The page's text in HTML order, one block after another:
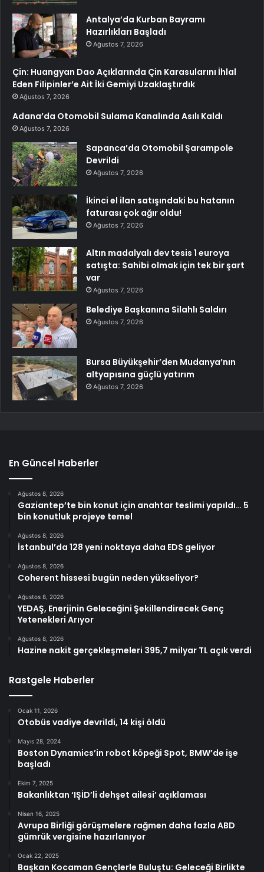
Antalya’da Kurban Bayramı
Hazırlıkları Başladı
Ağustos 7, 2026
Çin: Huangyan Dao Açıklarında Çin Karasularını İhlal
Eden Filipinler’e Ait İki Gemiyi Uzaklaştırdık
Ağustos 7, 2026
Adana’da Otomobil Sulama Kanalında Asılı Kaldı
Ağustos 7, 2026
Sapanca’da Otomobil Şarampole
Devrildi
Ağustos 7, 2026
İkinci el ilan satışındaki bu hatanın
faturası çok ağır oldu!
Ağustos 7, 2026
Altın madalyalı dev tesis 1 euroya
satışta: Sahibi olmak için tek bir şart
var
Ağustos 7, 2026
Belediye Başkanına Silahlı Saldırı
Ağustos 7, 2026
Bursa Büyükşehir’den Mudanya’nın
altyapısına güçlü yatırım
Ağustos 7, 2026
En Güncel Haberler
Ağustos 8, 2026
Gaziantep’te bin konut için anahtar teslimi yapıldı… 5
bin konutluk projeye temel
Ağustos 8, 2026
İstanbul’da 128 yeni noktaya daha EDS geliyor
Ağustos 8, 2026
Coherent hissesi bugün neden yükseliyor?
Ağustos 8, 2026
YEDAŞ, Enerjinin Geleceğini Şekillendirecek Genç
Yetenekleri Arıyor
Ağustos 8, 2026
Hazine nakit gerçekleşmeleri 395,7 milyar TL açık verdi
Rastgele Haberler
Ocak 11, 2026
Otobüs vadiye devrildi, 14 kişi öldü
Mayıs 28, 2024
Boston Dynamics’in robot köpeği Spot, BMW’de işe
başladı
Ekim 7, 2025
Bakanlıktan ‘IŞİD’li dehşet ailesi’ açıklaması
Nisan 16, 2025
Avrupa Birliği görüşmelere rağmen daha fazla ABD
gümrük vergisine hazırlanıyor
Ocak 22, 2025
Başkan Kocaman Gençlerle Buluştu: Geleceği Birlikte